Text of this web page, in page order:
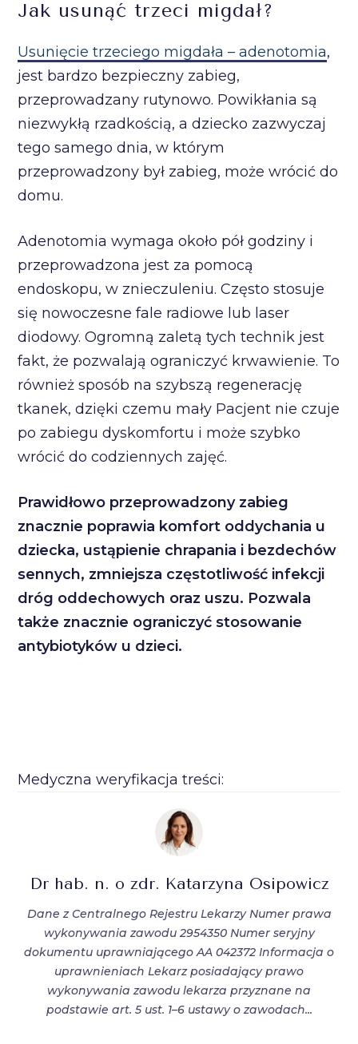
Jak usunąć trzeci migdał?
Usunięcie trzeciego migdała – adenotomia,
jest bardzo bezpieczny zabieg,
przeprowadzany rutynowo. Powikłania są
niezwykłą rzadkością, a dziecko zazwyczaj
tego samego dnia, w którym
przeprowadzony był zabieg, może wrócić do
domu.
Adenotomia wymaga około pół godziny i
przeprowadzona jest za pomocą
endoskopu, w znieczuleniu. Często stosuje
się nowoczesne fale radiowe lub laser
diodowy. Ogromną zaletą tych technik jest
fakt, że pozwalają ograniczyć krwawienie. To
również sposób na szybszą regenerację
tkanek, dzięki czemu mały Pacjent nie czuje
po zabiegu dyskomfortu i może szybko
wrócić do codziennych zajęć.
Prawidłowo przeprowadzony zabieg
znacznie poprawia komfort oddychania u
dziecka, ustąpienie chrapania i bezdechów
sennych, zmniejsza częstotliwość infekcji
dróg oddechowych oraz uszu. Pozwala
także znacznie ograniczyć stosowanie
antybiotyków u dzieci.
Medyczna weryfikacja treści:
Dr hab. n. o zdr. Katarzyna Osipowicz
Dane z Centralnego Rejestru Lekarzy Numer prawa
wykonywania zawodu 2954350 Numer seryjny
dokumentu uprawniającego AA 042372 Informacja o
uprawnieniach Lekarz posiadający prawo
wykonywania zawodu lekarza przyznane na
podstawie art. 5 ust. 1–6 ustawy o zawodach...